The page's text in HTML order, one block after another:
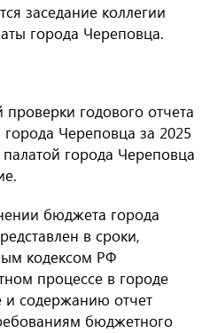
заседание коллегии
города Череповца.
годового отчета
Череповца за 2025
города Череповца
бюджета города
в сроки,
кодексом РФ
процессе в городе
и содержанию отчет
бюджетного